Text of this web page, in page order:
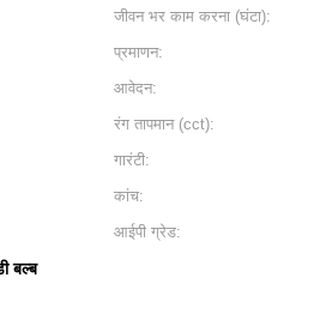
जीवन भर काम करना (घंटा):
प्रमाणन:
आवेदन:
रंग तापमान (cct):
गारंटी:
कांच:
आईपी ​​ग्रेड:
बल्ब